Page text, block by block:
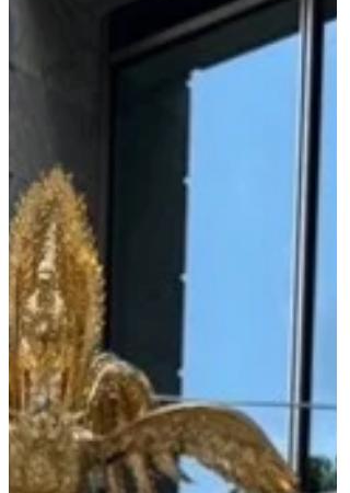
和最新的治疗方法外，我还谈到了近年来
日益重要的预防医学。 随着治疗技术的进
步，癌症治疗的作用正在从“治愈疾病的医
学”扩展到“预防疾病的医学”。 我们还讨论
进行早期发现和治疗的重要性。 讲座结束
后，我们收到了许多提问，引发了热烈的
讨论。我能感受到参与者们高度的健康意
识和对预防医学的浓厚兴趣，这对我来说
也是一次非常有意义的交流机会。 我认为
医疗保健不仅仅是治疗疾病，更是维护健
康，并以符合每个人自身意愿的方式丰富
每个人的生活。 我希望这次讲座能对您管
理自身健康和做出未来的医疗选择有所帮
助。 我们将继续传播准确的医疗信息，努
力为尽可能多的人维护健康和预防疾病做
出贡献。 我们衷心感谢所有参与者。 日本
桥免疫诊所 董事长 杉野道夫